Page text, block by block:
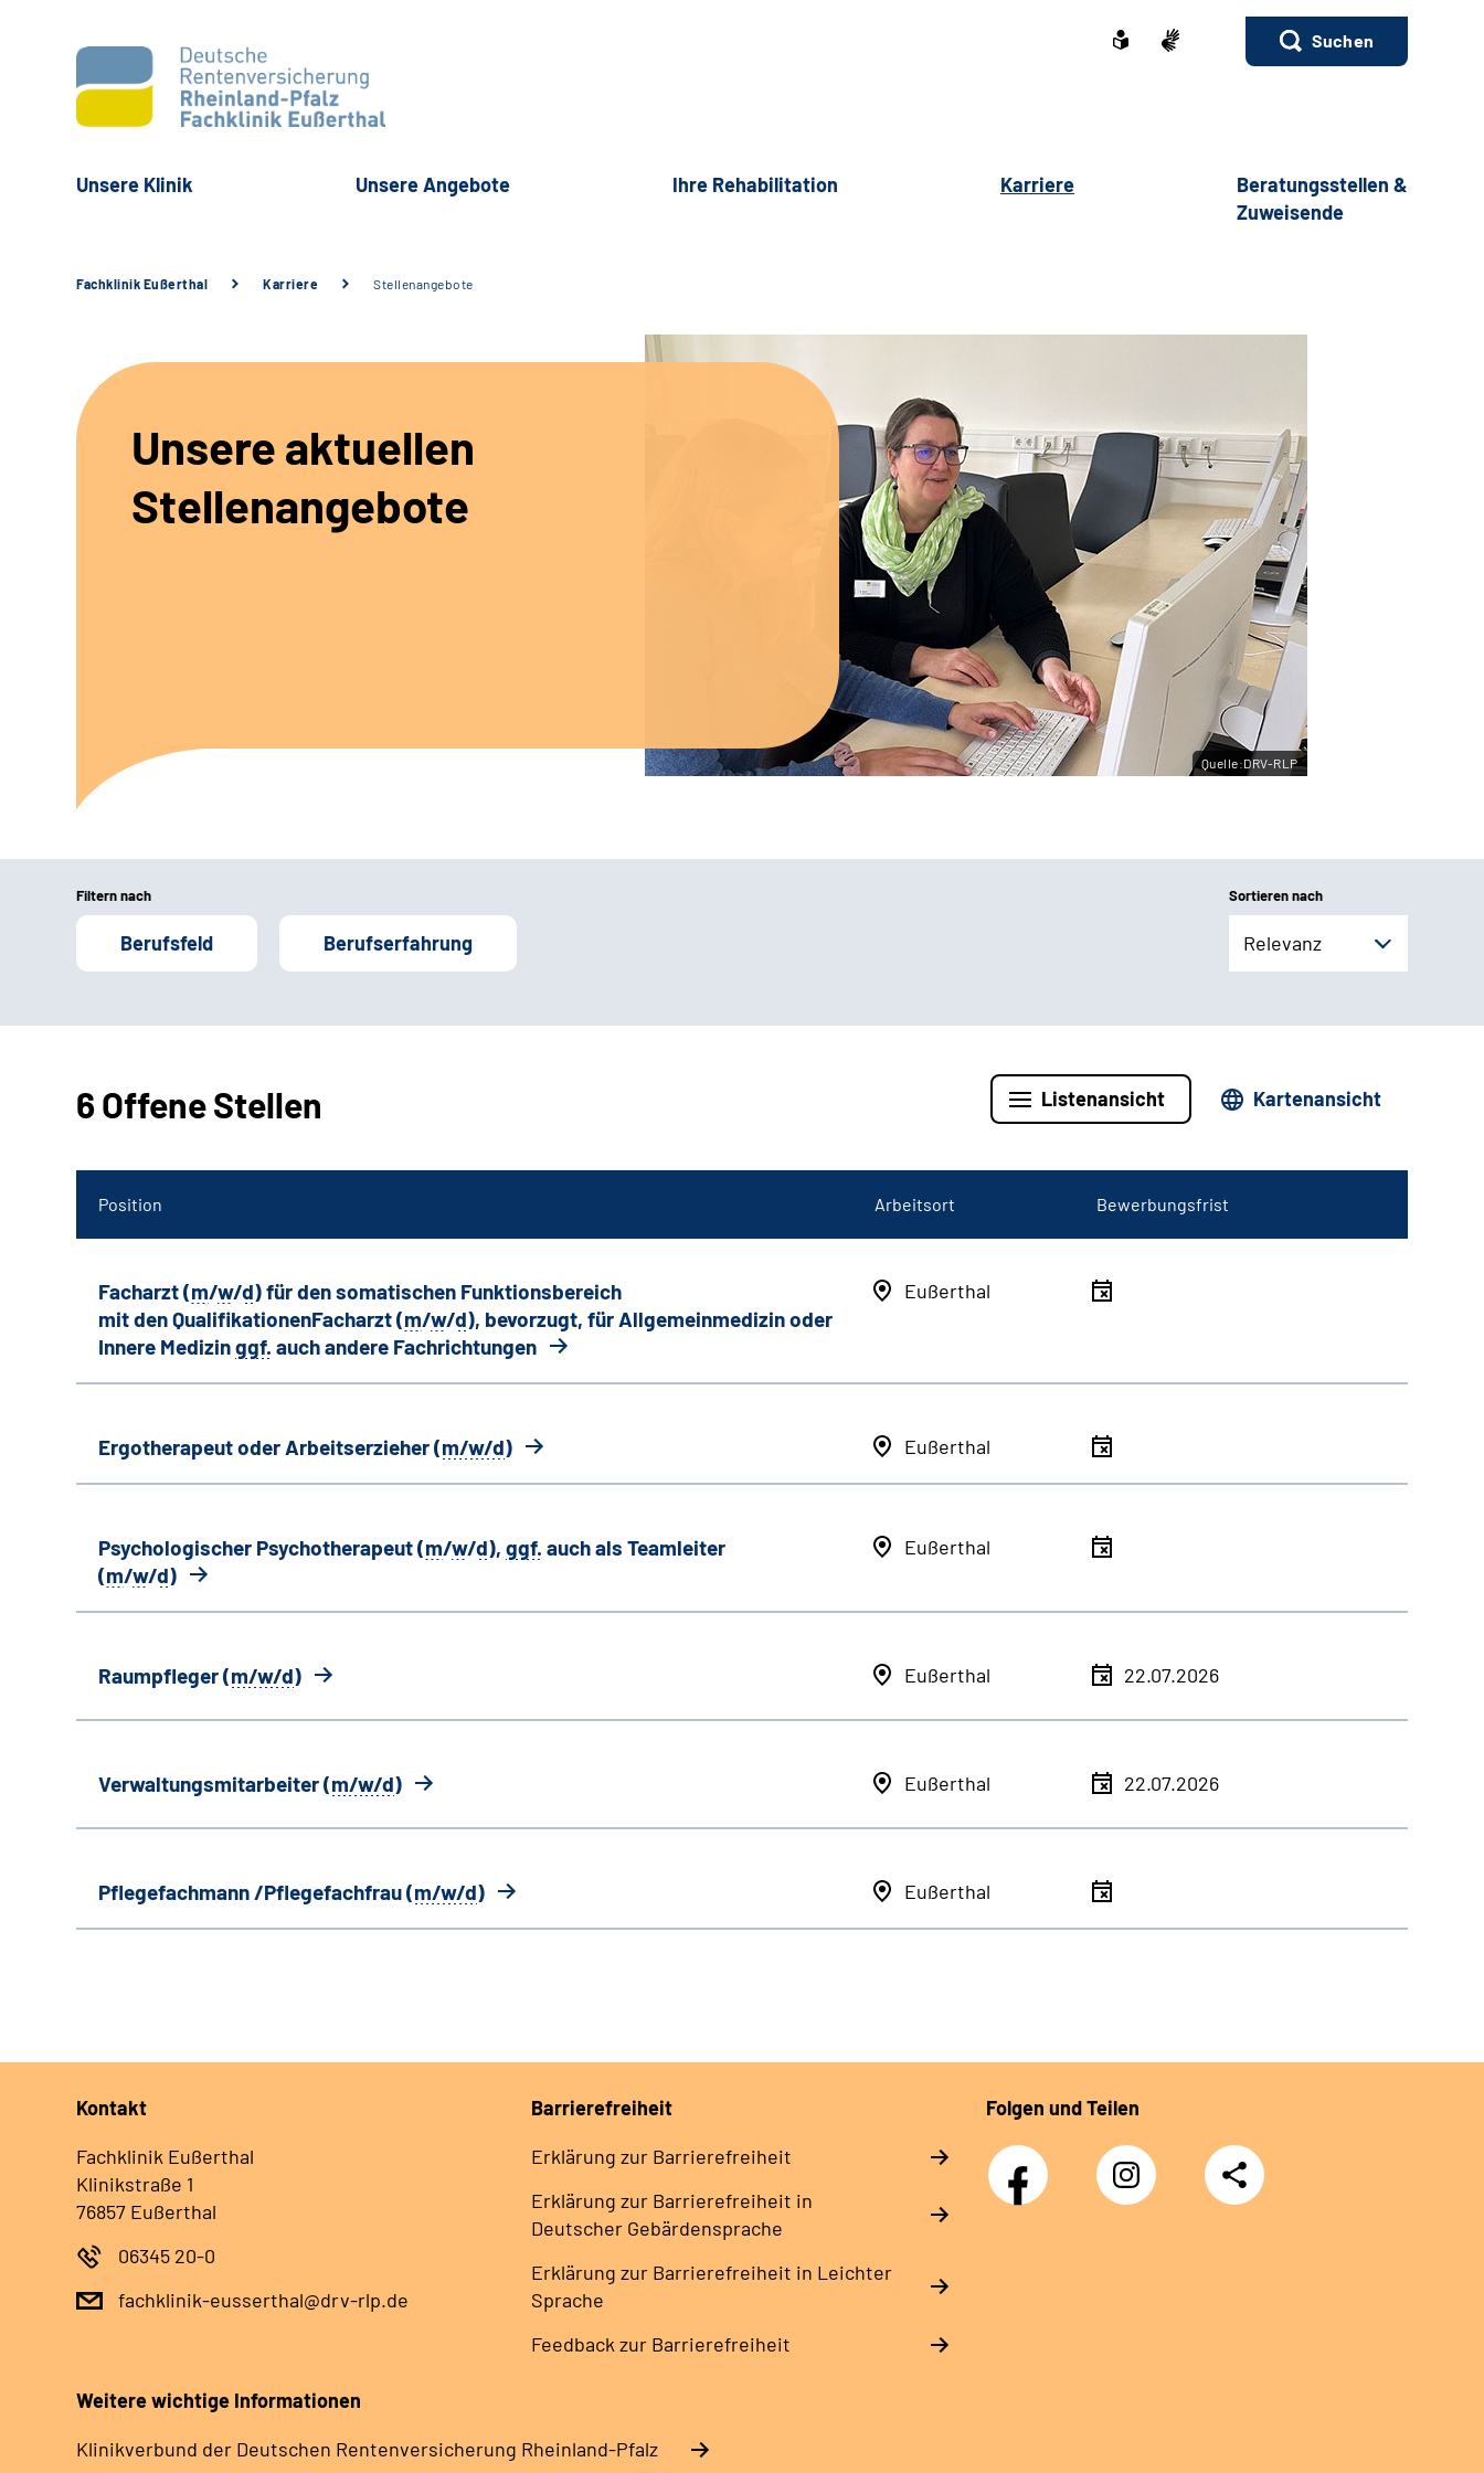
Suchen
Unsere Klinik Unsere Angebote Ihre Rehabilitation Karriere
Beratungsstellen &
Zuweisende
Fachklinik Eußerthal Karriere Stellenangebote
Unsere aktuellen
Stellenangebote
Quelle:DRV-RLP
Filtern nach
Berufsfeld Berufserfahrung
Sortieren nach
Relevanz
6 Offene Stellen Listenansicht Kartenansicht
Position Arbeitsort Bewerbungsfrist
Facharzt (m/w/d) für den somatischen Funktionsbereich
mit den QualifikationenFacharzt (m/w/d), bevorzugt, für Allgemeinmedizin oder
Innere Medizinggf. auch andere Fachrichtungen
Eußerthal
Ergotherapeut oder Arbeitserzieher (m/w/d) Eußerthal
Psychologischer Psychotherapeut (m/w/d), ggf. auch als Teamleiter
(m/w/d)
Eußerthal
Raumpfleger (m/w/d) Eußerthal 22.07.2026
Verwaltungsmitarbeiter (m/w/d) Eußerthal 22.07.2026
Pflegefachmann /Pflegefachfrau (m/w/d) Eußerthal
Kontakt
Fachklinik Eußerthal
Klinikstraße 1
76857 Eußerthal
06345 20-0
fachklinik-eusserthal@drv-rlp.de
Barrierefreiheit
Erklärung zur Barrierefreiheit
Erklärung zur Barrierefreiheit in
Deutscher Gebärdensprache
Erklärung zur Barrierefreiheit in Leichter
Sprache
Feedback zur Barrierefreiheit
Folgen und Teilen
Facebook
Instagram
DRV
Nachwuchskräfte
Teilen
Weitere wichtige Informationen
Klinikverbund der Deutschen Rentenversicherung Rheinland-Pfalz